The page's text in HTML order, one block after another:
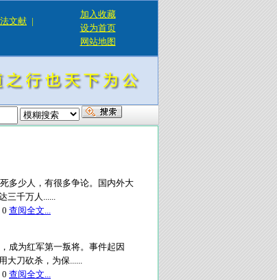
文献 |
加入收藏
设为首页
网站地图
多少人，有很多争论。国内外大
三千万人......
0 查阅全文...
成为红军第一叛将。事件起因
大刀砍杀，为保......
0 查阅全文...